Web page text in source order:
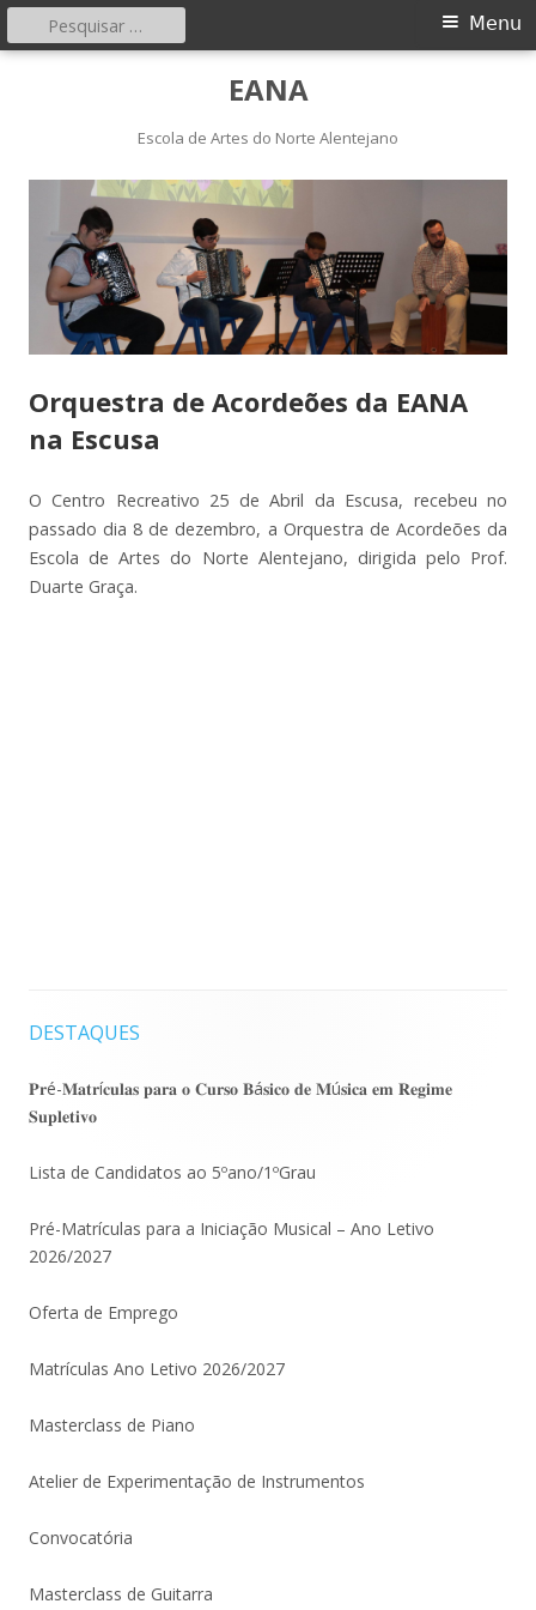
EANA
Escola de Artes do Norte Alentejano
Menu
principal
Menu
Pesquisar
por:
Orquestra de Acordeões da EANA
na Escusa
O Centro Recreativo 25 de Abril da Escusa, recebeu no
passado dia 8 de dezembro, a Orquestra de Acordeões da
Escola de Artes do Norte Alentejano, dirigida pelo Prof.
Duarte Graça.
Barra
lateral
principal
DESTAQUES
𝐏𝐫é-𝐌𝐚𝐭𝐫í𝐜𝐮𝐥𝐚𝐬 𝐩𝐚𝐫𝐚 𝐨 𝐂𝐮𝐫𝐬𝐨 𝐁á𝐬𝐢𝐜𝐨 𝐝𝐞 𝐌ú𝐬𝐢𝐜𝐚 𝐞𝐦 𝐑𝐞𝐠𝐢𝐦𝐞
𝐒𝐮𝐩𝐥𝐞𝐭𝐢𝐯𝐨
Lista de Candidatos ao 5ºano/1ºGrau
Pré-Matrículas para a Iniciação Musical – Ano Letivo
2026/2027
Oferta de Emprego
Matrículas Ano Letivo 2026/2027
Masterclass de Piano
Atelier de Experimentação de Instrumentos
Convocatória
Masterclass de Guitarra